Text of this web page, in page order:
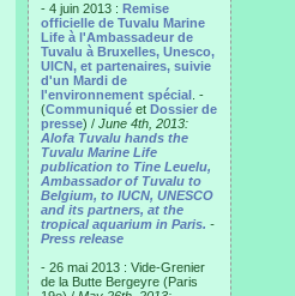
- 4 juin 2013 : Remise
officielle de Tuvalu Marine
Life à l'Ambassadeur de
Tuvalu à Bruxelles, Unesco,
UICN, et partenaires, suivie
d'un Mardi de
l'environnement spécial . -
(Communiqué et Dossier de
presse) / June 4th, 2013:
Alofa Tuvalu hands the
Tuvalu Marine Life
publication to Tine Leuelu,
Ambassador of Tuvalu to
Belgium, to IUCN, UNESCO
and its partners, at the
tropical aquarium in Paris. -
Press release
- 26 mai 2013 : Vide-Grenier
de la Butte Bergeyre (Paris